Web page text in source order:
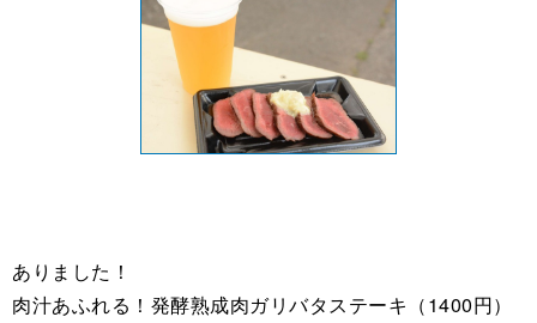
ありました！
肉汁あふれる！発酵熟成肉ガリバタステーキ（1400円）